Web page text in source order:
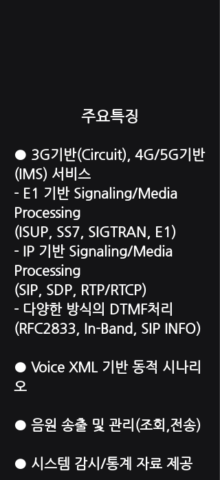
주요특징
● 3G기반(Circuit), 4G/5G기반
(IMS) 서비스
- E1 기반 Signaling/Media
Processing
(ISUP, SS7, SIGTRAN, E1)
- IP 기반 Signaling/Media
Processing
(SIP, SDP, RTP/RTCP)
- 다양한 방식의 DTMF처리
(RFC2833, In-Band, SIP INFO)
● Voice XML 기반 동적 시나리
오
● 음원 송출 및 관리(조회,전송)
● 시스템 감시/통계 자료 제공